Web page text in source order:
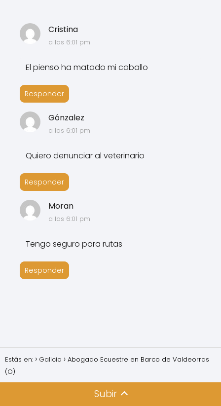
Cristina
a las 6:01 pm
El pienso ha matado mi caballo
Responder
Gónzalez
a las 6:01 pm
Quiero denunciar al veterinario
Responder
Moran
a las 6:01 pm
Tengo seguro para rutas
Responder
Estás en: Galicia
Abogado Ecuestre en Barco de Valdeorras
(O)
Subir